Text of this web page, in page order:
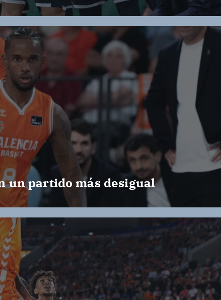
un partido más desigual